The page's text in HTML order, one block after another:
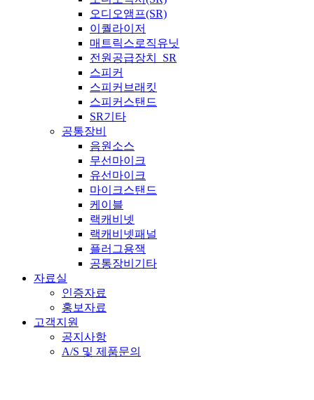
오디오앰프(SR)
이퀄라이저
매트릭스로직유닛
전원공급장치_SR
스피커
스피커브래킷
스피커스탠드
SR기타
공통장비
음원소스
무선마이크
유선마이크
마이크스탠드
케이블
랙캐비넷
랙캐비넷패널
플러그용잭
공통장비기타
자료실
인증자료
홍보자료
고객지원
공지사항
A/S 및 제품문의​